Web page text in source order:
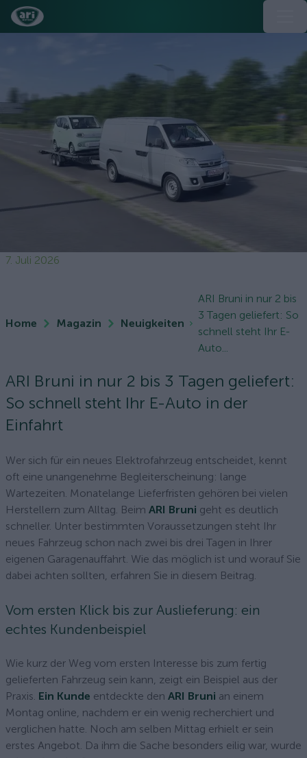
7. Juli 2026
Home Magazin Neuigkeiten
ARI Bruni in nur 2 bis
3 Tagen geliefert: So
schnell steht Ihr E-
Auto...
ARI Bruni in nur 2 bis 3 Tagen geliefert:
So schnell steht Ihr E-Auto in der
Einfahrt
Wer sich für ein neues Elektrofahrzeug entscheidet, kennt
oft eine unangenehme Begleiterscheinung: lange
Wartezeiten. Monatelange Lieferfristen gehören bei vielen
Herstellern zum Alltag. Beim ARI Bruni geht es deutlich
schneller. Unter bestimmten Voraussetzungen steht Ihr
neues Fahrzeug schon nach zwei bis drei Tagen in Ihrer
eigenen Garagenauffahrt. Wie das möglich ist und worauf Sie
dabei achten sollten, erfahren Sie in diesem Beitrag.
Vom ersten Klick bis zur Auslieferung: ein
echtes Kundenbeispiel
Wie kurz der Weg vom ersten Interesse bis zum fertig
gelieferten Fahrzeug sein kann, zeigt ein Beispiel aus der
Praxis. Ein Kunde entdeckte den ARI Bruni an einem
Montag online, nachdem er ein wenig recherchiert und
verglichen hatte. Noch am selben Mittag erhielt er sein
erstes Angebot. Da ihm die Sache besonders eilig war, wurde